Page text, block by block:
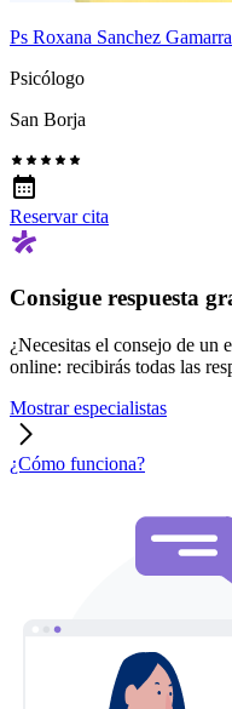
Ps Roxana Sanchez Gamarra
Psicólogo
San Borja
Reservar cita
Consigue respuesta
¿Necesitas el consejo de un
online: recibirás todas las
Mostrar especialistas
¿Cómo funciona?